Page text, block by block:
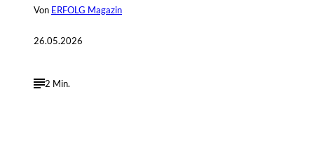
Von ERFOLG Magazin
26.05.2026
2 Min.